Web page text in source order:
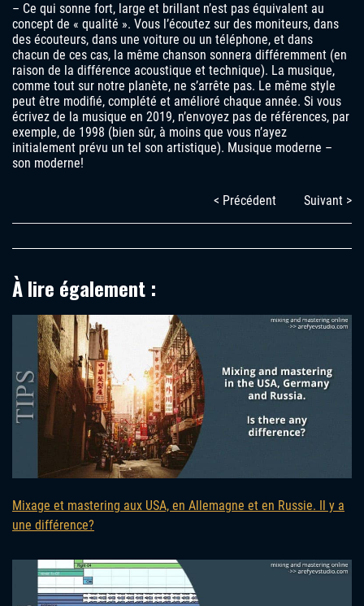
– Ce qui sonne fort, large et brillant n’est pas équivalent au
concept de « qualité ». Vous l’écoutez sur des moniteurs, dans
des écouteurs, dans une voiture ou un téléphone, et dans
chacun de ces cas, la même chanson sonnera différemment (en
raison de la différence acoustique et technique). La musique,
comme tout sur notre planète, ne s’arrête pas. Le même style
peut être modifié, complété et amélioré chaque année. Si vous
écrivez de la musique en 2019, n’envoyez pas de références, par
exemple, de 1998 (bien sûr, à moins que vous n’ayez
initialement prévu un tel son artistique). Musique moderne –
son moderne!
< Précédent Suivant >
À lire également :
Mixage et mastering aux USA, en Allemagne et en Russie. Il y a
une différence?